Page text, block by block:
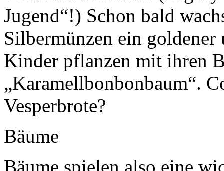
Jugend“!) Schon bald
Silbermünzen ein
Kinder pflanzen mit ihren
„Karamellbonbonbaum“.
Vesperbrote?
Bäume